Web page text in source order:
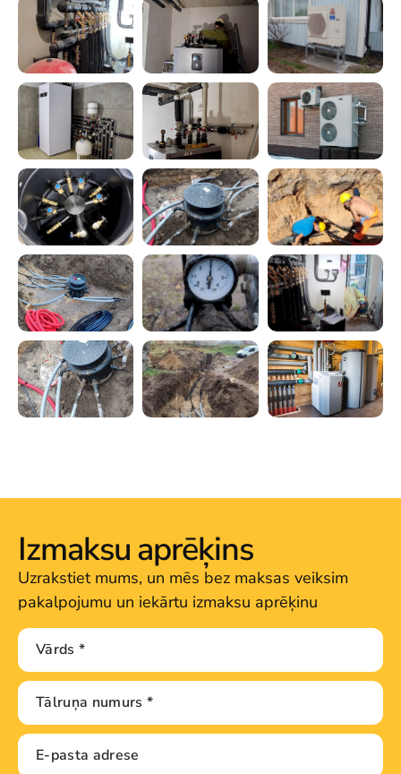
Izmaksu aprēķins
Uzrakstiet mums, un mēs bez maksas veiksim
pakalpojumu un iekārtu izmaksu aprēķinu